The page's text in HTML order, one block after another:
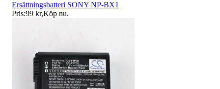
Ersättningsbatteri SONY NP-BX1
Pris:99 kr,Köp nu.